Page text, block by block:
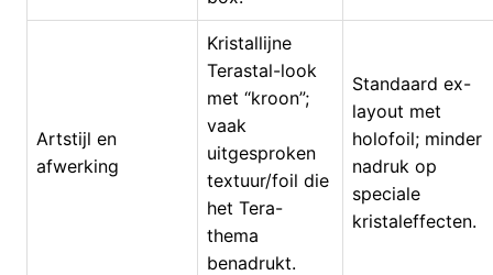
Artstijl en
afwerking
Kristallijne
Terastal-look
met “kroon”;
vaak
uitgesproken
textuur/foil die
het Tera-
thema
benadrukt.
Standaard ex-
layout met
holofoil; minder
nadruk op
speciale
kristaleffecten.